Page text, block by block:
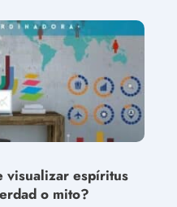
visualizar espíritus
o mito?